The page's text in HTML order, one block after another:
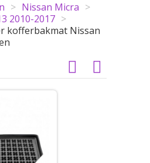
> Nissan Micra >
2010-2017 >
kofferbakmat Nissan